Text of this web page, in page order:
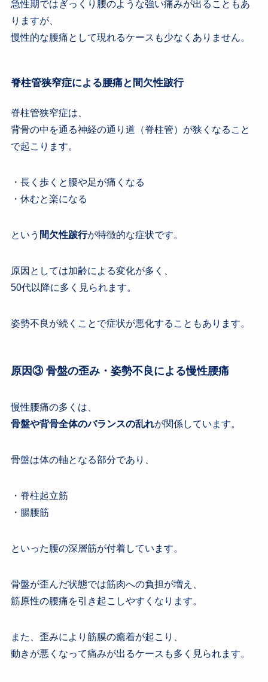
急性期ではぎっくり腰のような強い痛みが出ることもあ
りますが、
慢性的な腰痛として現れるケースも少なくありません。
脊柱管狭窄症による腰痛と間欠性跛行
脊柱管狭窄症は、
背骨の中を通る神経の通り道（脊柱管）が狭くなること
で起こります。
・長く歩くと腰や足が痛くなる
・休むと楽になる
という 間欠性跛行が特徴的な症状です。
原因としては加齢による変化が多く、
50代以降に多く見られます。
姿勢不良が続くことで症状が悪化することもあります。
原因③ 骨盤の歪み・姿勢不良による慢性腰痛
慢性腰痛の多くは、
骨盤や背骨全体のバランスの乱れが関係しています。
骨盤は体の軸となる部分であり、
・脊柱起立筋
・腸腰筋
といった腰の深層筋が付着しています。
骨盤が歪んだ状態では筋肉への負担が増え、
筋原性の腰痛を引き起こしやすくなります。
また、歪みにより筋膜の癒着が起こり、
動きが悪くなって痛みが出るケースも多く見られます。